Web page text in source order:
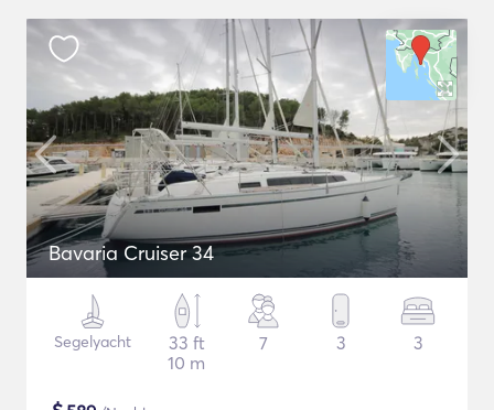
Bavaria Cruiser 34
Segelyacht
33 ft
10 m
7 3 3